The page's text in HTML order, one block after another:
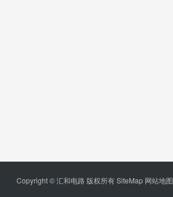
Copyright © 汇和电路 版权所有SiteMap 网站地图